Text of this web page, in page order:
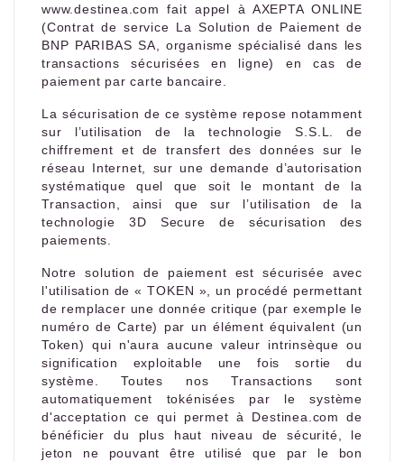
www.destinea.com fait appel à AXEPTA ONLINE
(Contrat de service La Solution de Paiement de
BNP PARIBAS SA, organisme spécialisé dans les
transactions sécurisées en ligne) en cas de
paiement par carte bancaire.
La sécurisation de ce système repose notamment
sur l’utilisation de la technologie S.S.L. de
chiffrement et de transfert des données sur le
réseau Internet, sur une demande d’autorisation
systématique quel que soit le montant de la
Transaction, ainsi que sur l’utilisation de la
technologie 3D Secure de sécurisation des
paiements.
Notre solution de paiement est sécurisée avec
l'utilisation de « TOKEN », un procédé permettant
de remplacer une donnée critique (par exemple le
numéro de Carte) par un élément équivalent (un
Token) qui n'aura aucune valeur intrinsèque ou
signification exploitable une fois sortie du
système. Toutes nos Transactions sont
automatiquement tokénisées par le système
d'acceptation ce qui permet à Destinea.com de
bénéficier du plus haut niveau de sécurité, le
jeton ne pouvant être utilisé que par le bon